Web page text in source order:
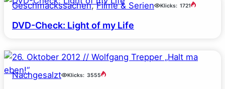
Geschmackssachen, Filme & Serien Klicks: 1721
DVD-Check: Light of my Life
Nachgesalzt Klicks: 3555